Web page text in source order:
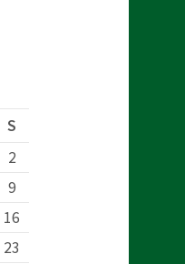
n
S
2
9
16
23